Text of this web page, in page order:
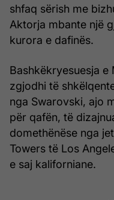
shfaq sërish me
Aktorja mbante një
kurora e dafinës.
Bashkëkryesuesja e
zgjodhi të
nga Swarovski, ajo
për qafën, të
domethënëse nga
Towers të Los
e saj kaliforniane.